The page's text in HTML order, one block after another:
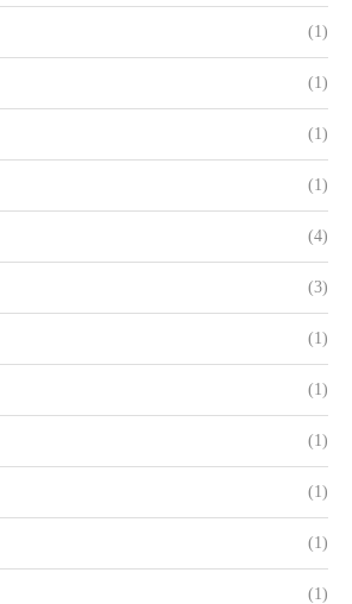
(1)
(1)
(1)
(1)
(4)
(3)
(1)
(1)
(1)
(1)
(1)
(1)